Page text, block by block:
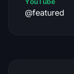
@featured